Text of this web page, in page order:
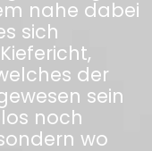
nahe dabei
sich
der
sein
noch
wo